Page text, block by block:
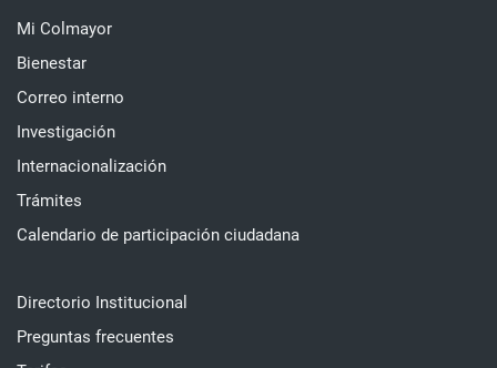
Mi Colmayor
Bienestar
Correo interno
Investigación
Internacionalización
Trámites
Calendario de participación ciudadana
Directorio Institucional
Preguntas frecuentes